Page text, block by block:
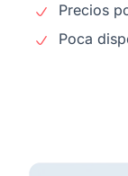
Precios
Poca